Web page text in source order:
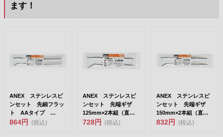
ます！
ANEX ステンレスピ
ンセット 先細フラッ
ト AAタイプ
150mm×2本組（直／
864円 (税込)
ANEX ステンレスピ
ンセット 先端ギザ
125mm×2本組（直／
先曲）［ATW-S...
728円 (税込)
ANEX ステンレスピ
ンセット 先端ギザ
150mm×2本組（直／
先曲）［ATW-S...
832円 (税込)